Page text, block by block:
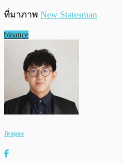
ที่มาภาพ New Statesman
binance
Jirapas